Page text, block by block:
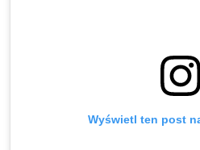
Wyświetl ten post